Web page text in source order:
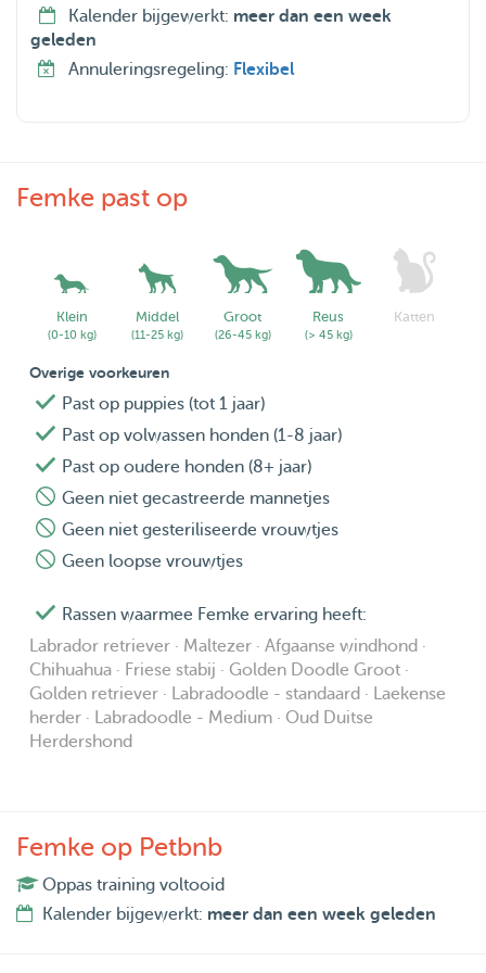
Kalender bijgewerkt: meer dan een week
geleden
Annuleringsregeling: Flexibel
Femke past op
Klein
(0-10 kg)
Middel
(11-25 kg)
Groot
(26-45 kg)
Reus
(> 45 kg)
Katten
Overige voorkeuren
Past op puppies (tot 1 jaar)
Past op volwassen honden (1-8 jaar)
Past op oudere honden (8+ jaar)
Geen niet gecastreerde mannetjes
Geen niet gesteriliseerde vrouwtjes
Geen loopse vrouwtjes
Rassen waarmee Femke ervaring heeft:
Labrador retriever · Maltezer · Afgaanse windhond ·
Chihuahua · Friese stabij · Golden Doodle Groot ·
Golden retriever · Labradoodle - standaard · Laekense
herder · Labradoodle - Medium · Oud Duitse
Herdershond
Femke op Petbnb
Oppas training voltooid
Kalender bijgewerkt: meer dan een week geleden